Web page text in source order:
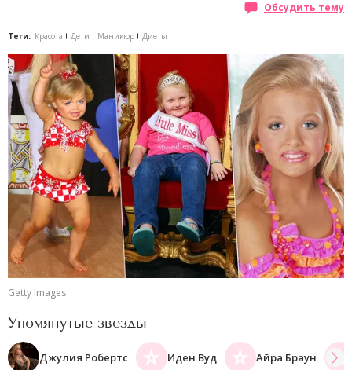
Обсудить тему
Теги: Красота Дети Маникюр Диеты
Getty Images
Упомянутые звезды
Джулия Робертс Иден Вуд Айра Браун